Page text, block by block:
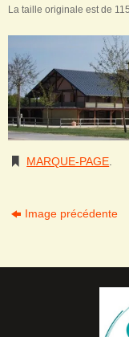
La taille originale est de
MARQUE-PAGE.
Image précédente